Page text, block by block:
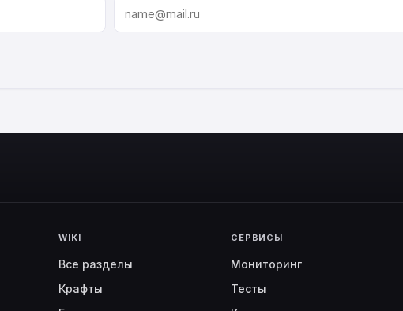
WIKI
Все разделы
Крафты
СЕРВИСЫ
Мониторинг
Тесты